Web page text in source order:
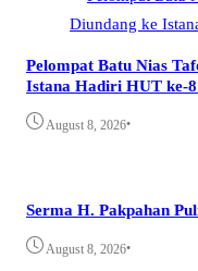
Pelompat Batu Nias
Istana Hadiri HUT ke-
August 8, 2026•
Serma H. Pakpahan
August 8, 2026•